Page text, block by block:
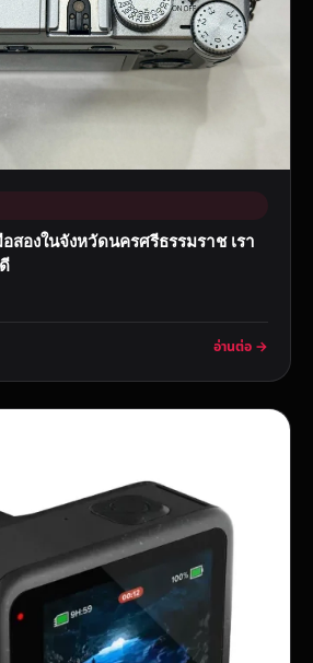
สองในจังหวัดนครศรีธรรมราช เรา
อ่านต่อ →